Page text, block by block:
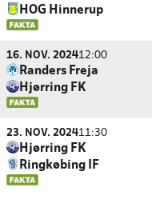
HOG Hinnerup
16. NOV. 202412:00
Randers Freja
Hjørring FK
23. NOV. 202411:30
Hjørring FK
Ringkøbing IF